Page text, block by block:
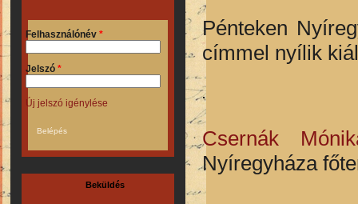
Felhasználónév *
Jelszó *
Új jelszó igénylése
Beküldés
Pénteken
címmel nyílik
Csernák
Nyíregyháza